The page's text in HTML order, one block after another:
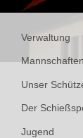
Verwaltung
Unser
Der
Jugend